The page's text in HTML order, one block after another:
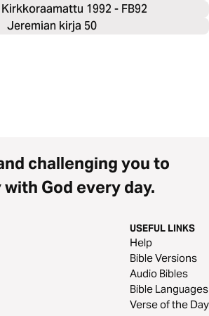
1992 - FB92
Jeremian kirja 50
challenging you to
God every day.
USEFUL LINKS
Help
Bible Versions
Audio Bibles
Bible Languages
Verse of the Day